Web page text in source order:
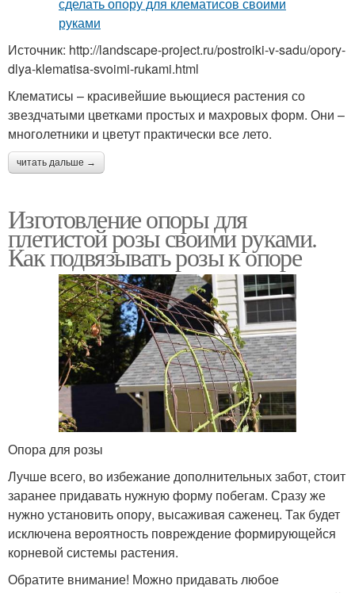
Источник: http://landscape-project.ru/postroiki-v-sadu/opory-
dlya-klematisa-svoimi-rukami.html
Клематисы – красивейшие вьющиеся растения со
звездчатыми цветками простых и махровых форм. Они –
многолетники и цветут практически все лето.
читать дальше →
Изготовление опоры для
плетистой розы своими руками.
Как подвязывать розы к опоре
Опора для розы
Лучше всего, во избежание дополнительных забот, стоит
заранее придавать нужную форму побегам. Сразу же
нужно установить опору, высаживая саженец. Так будет
исключена вероятность повреждение формирующейся
корневой системы растения.
Обратите внимание! Можно придавать любое